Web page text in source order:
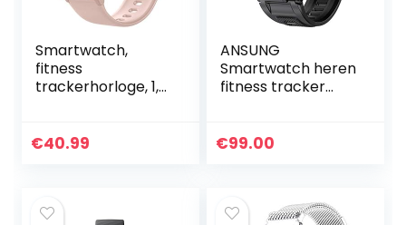
Smartwatch,
fitness
trackerhorloge, 1,3
dames en heren,
€40.99
ANSUNG
Smartwatch heren
fitness tracker
waterdicht met
€99.00